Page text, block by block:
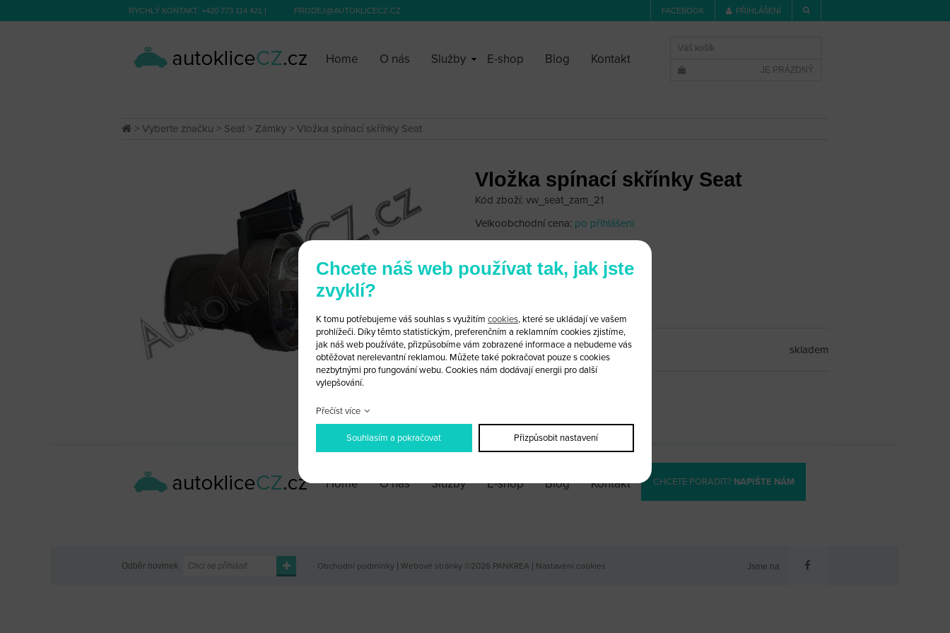
RYCHLÝ KONTAKT: +420 773 114 421 | PRODEJ@AUTOKLICECZ.CZ FACEBOOK PŘIHLÁŠENÍ
Home O nás Služby E-shop Blog Kontakt
Váš košík
JE PRÁZDNÝ
> Vyberte značku > Seat > Zámky > Vložka spínací skřínky Seat
Vložka spínací skřínky Seat
Kód zboží: vw_seat_zam_21
Velkoobchodní cena: po přihlášení
ks skladem
Home O nás Služby E-shop Blog Kontakt CHCETE PORADIT? NAPIŠTE NÁM
Odběr novinek Obchodní podmínky | Webové stránky ©2026 PANKREA | Nastavení cookies Jsme na
Chcete náš web používat tak, jak jste
zvyklí?
K tomu potřebujeme váš souhlas s využitím cookies, které se ukládají ve vašem
prohlížeči. Díky těmto statistickým, preferenčním a reklamním cookies zjistíme,
jak náš web používáte, přizpůsobíme vám zobrazené informace a nebudeme vás
obtěžovat nerelevantní reklamou. Můžete také pokračovat pouze s cookies
nezbytnými pro fungování webu. Cookies nám dodávají energii pro další
vylepšování.
Přečíst více
Souhlasím a pokračovat Přizpůsobit nastavení